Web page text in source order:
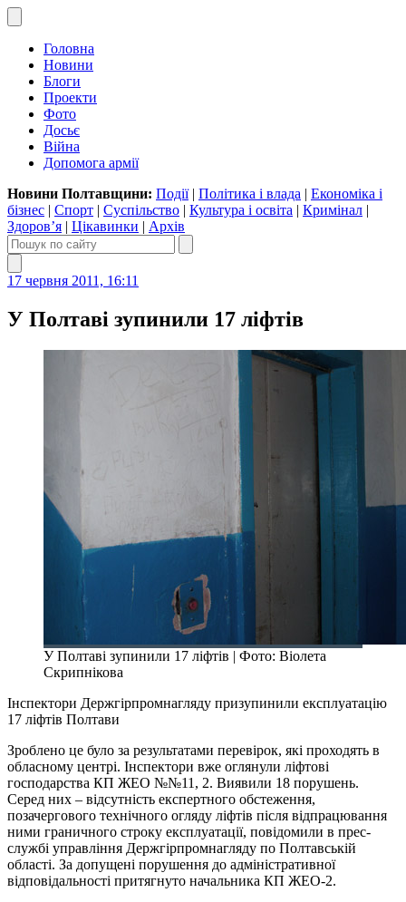
Головна
Новини
Блоги
Проекти
Фото
Досьє
Війна
Допомога армії
Новини Полтавщини: Події| Політика і влада | Економіка і
бізнес | Спорт | Суспільство | Культура і освіта | Кримінал |
Здоров’я | Цікавинки | Архів
17 червня 2011, 16:11
У Полтаві зупинили 17 ліфтів
У Полтаві зупинили 17 ліфтів | Фото: Віолета
Скрипнікова
Інспектори Держгірпромнагляду призупинили експлуатацію
17 ліфтів Полтави
Зроблено це було за результатами перевірок, які проходять в
обласному центрі. Інспектори вже оглянули ліфтові
господарства КП ЖЕО №№11, 2. Виявили 18 порушень.
Серед них – відсутність експертного обстеження,
позачергового технічного огляду ліфтів після відпрацювання
ними граничного строку експлуатації, повідомили в прес-
службі управління Держгірпромнагляду по Полтавській
області. За допущені порушення до адміністративної
відповідальності притягнуто начальника КП ЖЕО-2.